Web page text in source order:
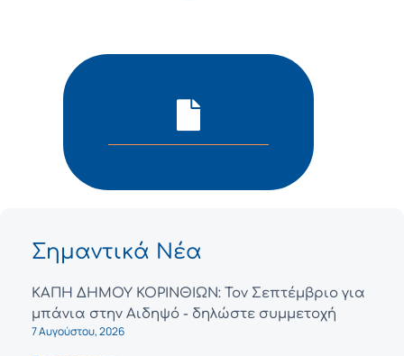
Σημαντικά Νέα
ΚΑΠΗ ΔΗΜΟΥ ΚΟΡΙΝΘΙΩΝ: Τον Σεπτέμβριο για
μπάνια στην Αιδηψό - δηλώστε συμμετοχή
7 Αυγούστου, 2026